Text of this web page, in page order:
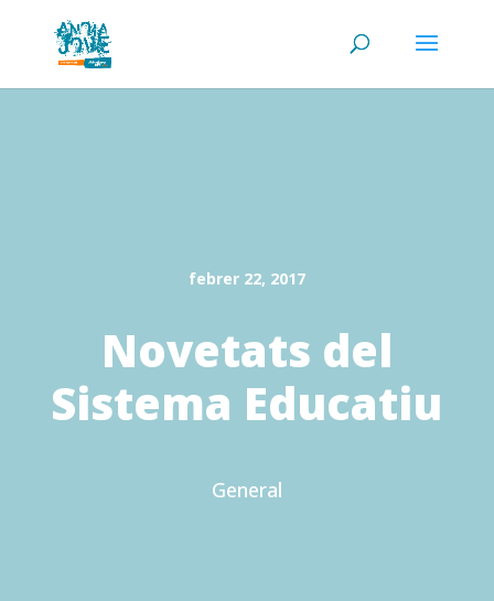
febrer 22, 2017
Novetats del
Sistema Educatiu
General